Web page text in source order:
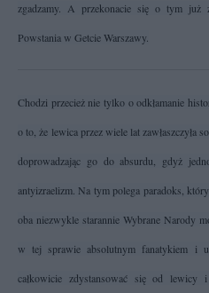
zgadzamy. A przekonacie się o tym już
Powstania w Getcie Warszawy.
Chodzi przecież nie tylko o odkłamanie
o to, że lewica przez wiele lat zawłaszczyła
doprowadzając go do absurdu, gdyż
antyizraelizm. Na tym polega paradoks,
oba niezwykle starannie Wybrane Narody
w tej sprawie absolutnym fanatykiem i
całkowicie zdystansować się od